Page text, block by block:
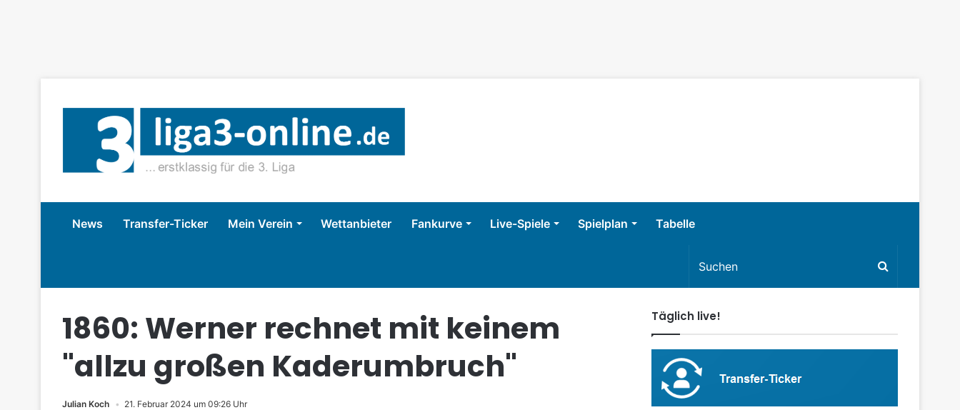
News Transfer-Ticker Mein Verein Wettanbieter Fankurve Live-Spiele Spielplan Tabelle
1860: Werner rechnet mit keinem
"allzu großen Kaderumbruch"
Julian Koch 21. Februar 2024 um 09:26 Uhr
Täglich live!